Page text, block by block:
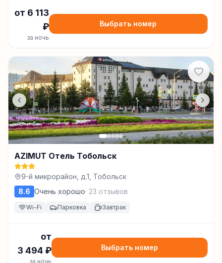
от 6 113
₽
за ночь
Выбрать номер
AZIMUT Отель Тобольск
9-й микрорайон, д.1, Тобольск
8.6 Очень хорошо· 23 отзывов
Wi-Fi Парковка Завтрак
от
3 494 ₽
за ночь
Выбрать номер